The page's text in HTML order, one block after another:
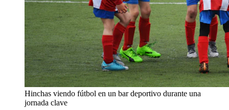
Hinchas viendo fútbol en un bar deportivo durante una
jornada clave